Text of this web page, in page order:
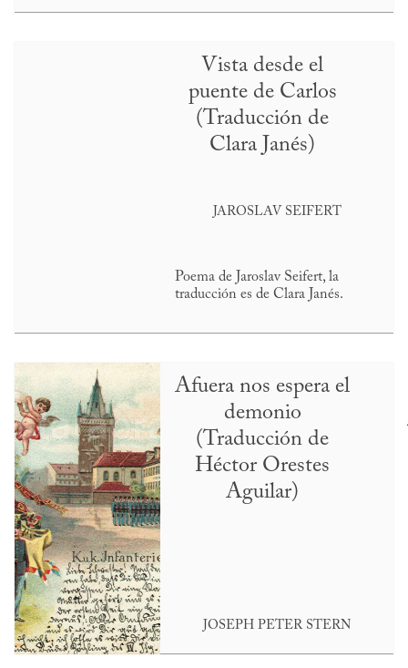
Vista desde el
puente de Carlos
(Traducción de
Clara Janés)
JAROSLAV SEIFERT
Poema de Jaroslav Seifert, la
traducción es de Clara Janés.
Afuera nos espera el
demonio
(Traducción de
Héctor Orestes
Aguilar)
JOSEPH PETER STERN